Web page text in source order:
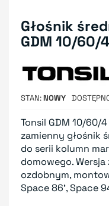
Głośnik
GDM 10/60/
STAN NOWY
Tonsil GDM 10/60/
zamienny głośnik
do serii kolumn
domowego.
ozdobnym,
Space 86', Space